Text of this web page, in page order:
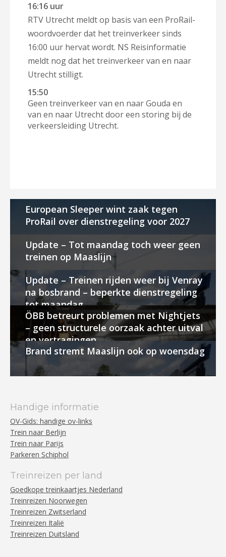
16:16 uur
RTV Utrecht meldt op basis van een ProRail-
woordvoerder dat het treinverkeer sinds
16:00 uur hervat wordt. NS Reisinformatie
meldt nog dat het treinverkeer van en naar
Utrecht stilligt.
15:50
Geen treinverkeer van en naar Gouda en
van en naar Utrecht door een storing bij de
verkeersleiding Utrecht.
European Sleeper wint zaak tegen
ProRail over dienstregeling voor 2027
Update – Tot maandag toch weer geen
treinen op Maaslijn
Update – Treinen rijden weer bij Venray
na bosbrand – beperkte dienstregeling
tot maandag
ÖBB betreurt problemen met Nightjets
– geen structurele oorzaak achter uitval
en vertragingen
Brand stremt Maaslijn ook op woensdag
Handige informatie
OV-Gids: handige ov-links
Trein naar Berlijn
Trein naar Parijs
Parkeren Schiphol
Treinreizen per land
Goedkope treinkaartjes Nederland
Treinreizen Noorwegen
Treinreizen Zwitserland
Treinreizen Italië
Treinreizen Duitsland